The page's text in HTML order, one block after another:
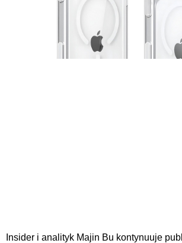
Insider i analityk Majin Bu kontynuuje